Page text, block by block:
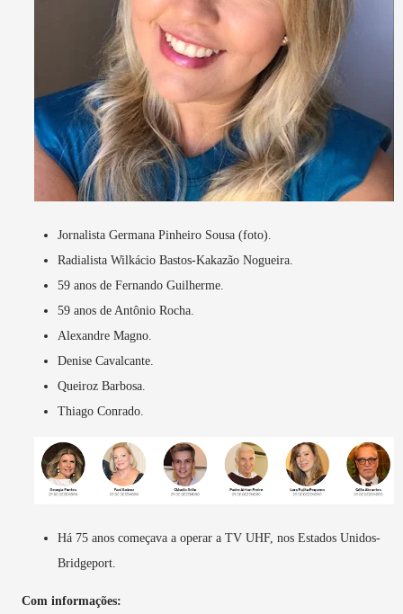
Jornalista Germana Pinheiro Sousa (foto).
Radialista Wilkácio Bastos-Kakazão Nogueira.
59 anos de Fernando Guilherme.
59 anos de Antônio Rocha.
Alexandre Magno.
Denise Cavalcante.
Queiroz Barbosa.
Thiago Conrado.
Há 75 anos começava a operar a TV UHF, nos Estados Unidos-
Bridgeport.
Com informações: